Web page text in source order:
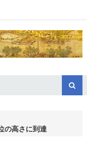
の高さに到達